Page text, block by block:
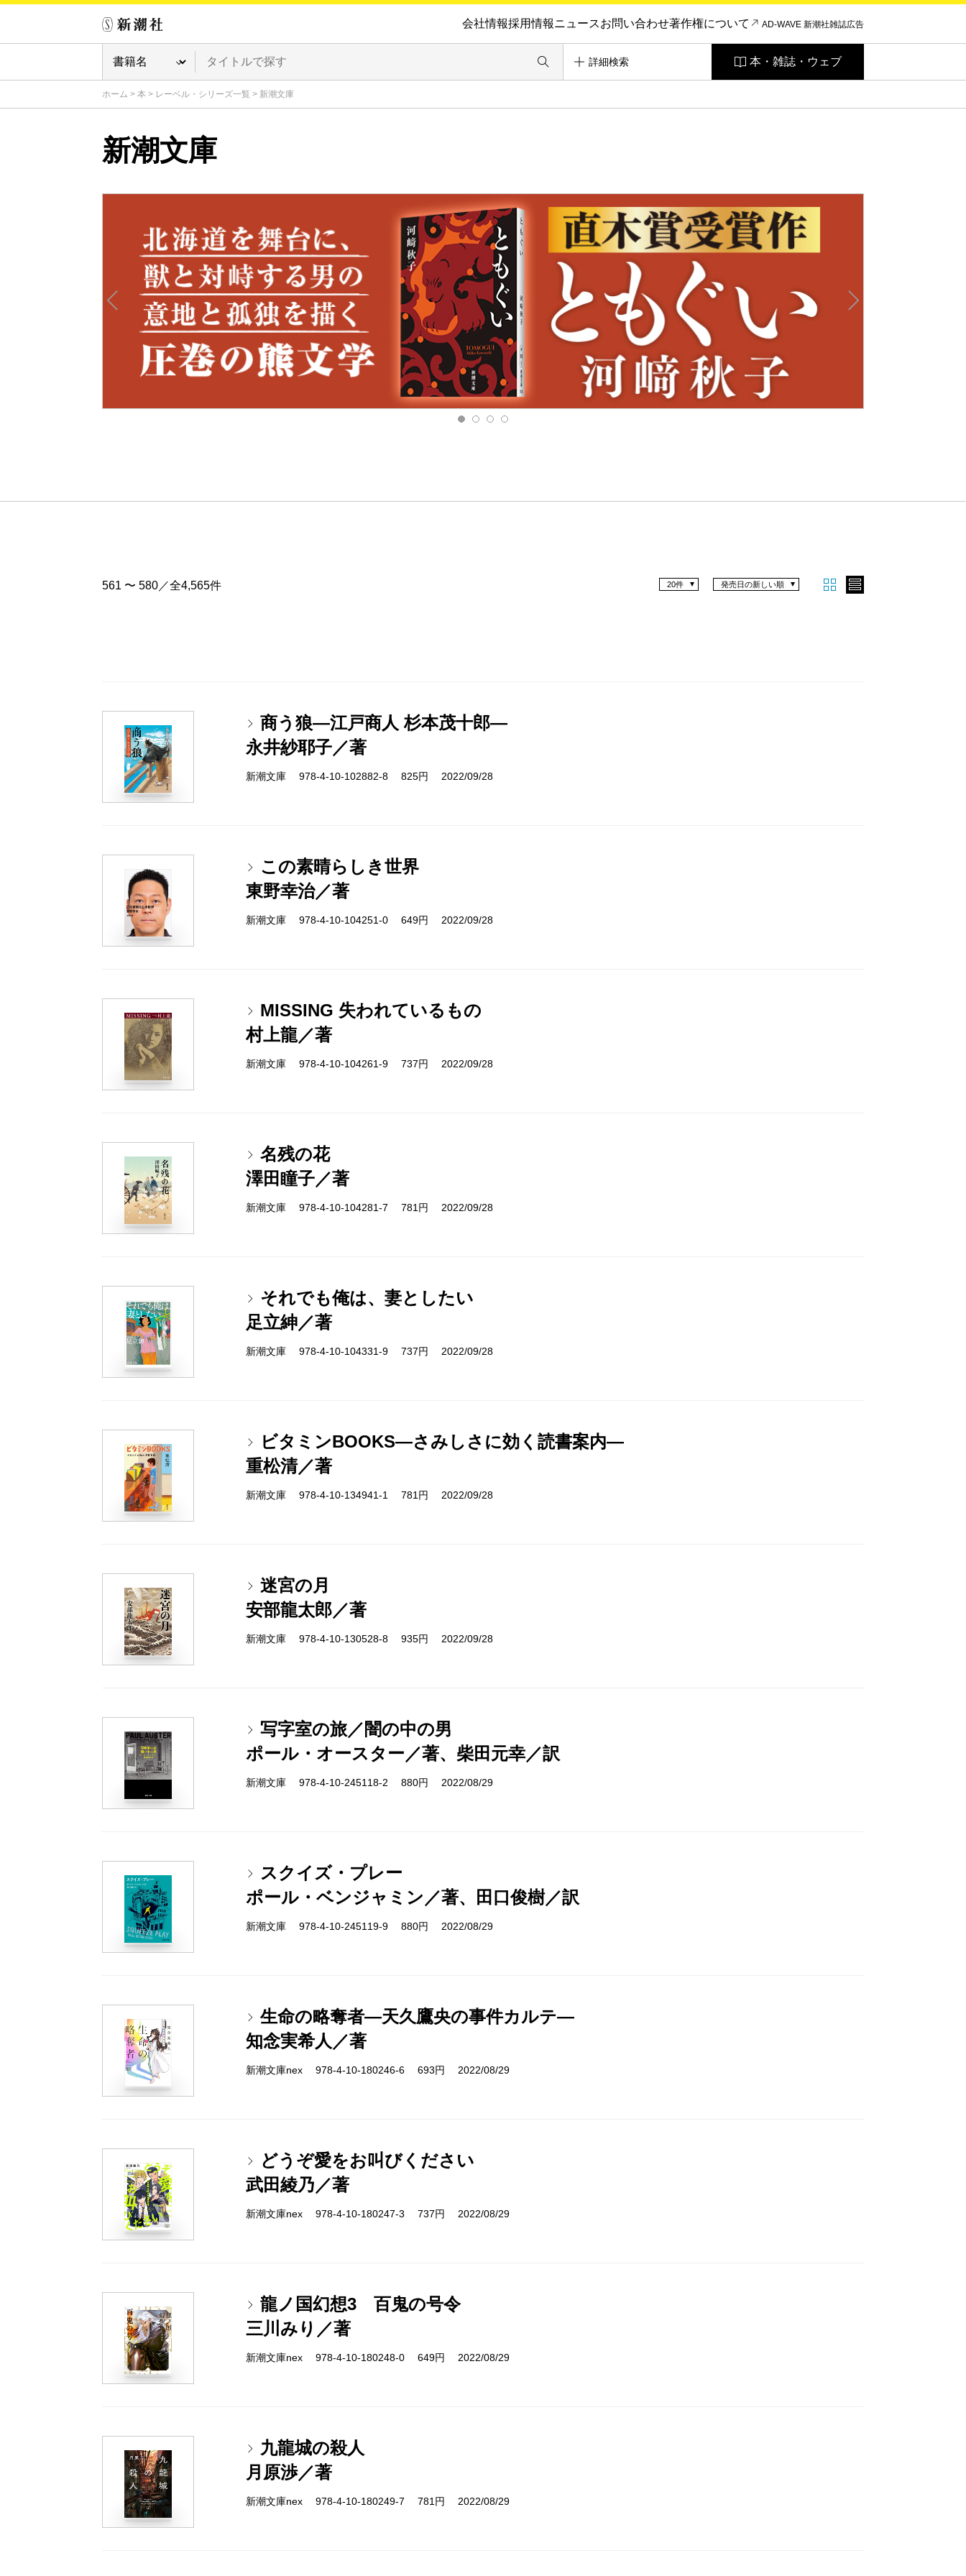
会社情報採用情報ニュースお問い合わせ著作権について AD-WAVE 新潮社雑誌広告
詳細検索 本・雑誌・ウェブ
ホーム > 本 > レーベル・シリーズ一覧 > 新潮文庫
新潮文庫
561 〜 580／全4,565件 発売日の新しい順
20件
商う狼―江戸商人 杉本茂十郎―
永井紗耶子／著
新潮文庫 978-4-10-102882-8 825円 2022/09/28
この素晴らしき世界
東野幸治／著
新潮文庫 978-4-10-104251-0 649円 2022/09/28
MISSING 失われているもの
村上龍／著
新潮文庫 978-4-10-104261-9 737円 2022/09/28
名残の花
澤田瞳子／著
新潮文庫 978-4-10-104281-7 781円 2022/09/28
それでも俺は、妻としたい
足立紳／著
新潮文庫 978-4-10-104331-9 737円 2022/09/28
ビタミンBOOKS―さみしさに効く読書案内―
重松清／著
新潮文庫 978-4-10-134941-1 781円 2022/09/28
迷宮の月
安部龍太郎／著
新潮文庫 978-4-10-130528-8 935円 2022/09/28
写字室の旅／闇の中の男
ポール・オースター／著、柴田元幸／訳
新潮文庫 978-4-10-245118-2 880円 2022/08/29
スクイズ・プレー
ポール・ベンジャミン／著、田口俊樹／訳
新潮文庫 978-4-10-245119-9 880円 2022/08/29
生命の略奪者―天久鷹央の事件カルテ―
知念実希人／著
新潮文庫nex 978-4-10-180246-6 693円 2022/08/29
どうぞ愛をお叫びください
武田綾乃／著
新潮文庫nex 978-4-10-180247-3 737円 2022/08/29
龍ノ国幻想3 百鬼の号令
三川みり／著
新潮文庫nex 978-4-10-180248-0 649円 2022/08/29
九龍城の殺人
月原渉／著
新潮文庫nex 978-4-10-180249-7 781円 2022/08/29